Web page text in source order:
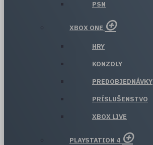
PSN
XBOX ONE
HRY
KONZOLY
PREDOBJEDNÁVKY
PRÍSLUŠENSTVO
XBOX LIVE
PLAYSTATION 4